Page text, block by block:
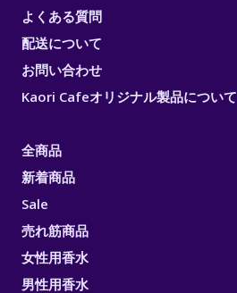
よくある質問
配送について
お問い合わせ
Kaori Cafeオリジナル製品について
全商品
新着商品
Sale
売れ筋商品
女性用香水
男性用香水